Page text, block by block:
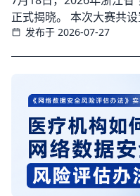
正式揭晓。 本次大赛共
目报名参赛，覆盖工业制
发布于 2026-07-27